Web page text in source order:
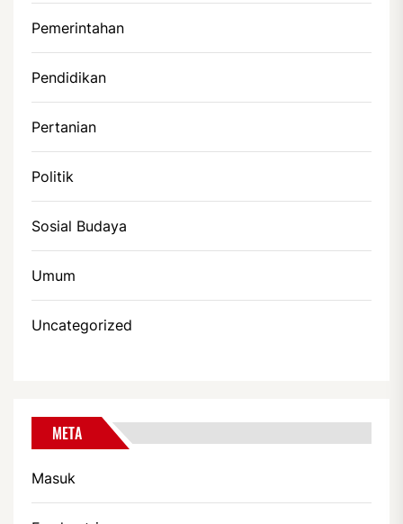
Pemerintahan
Pendidikan
Pertanian
Politik
Sosial Budaya
Umum
Uncategorized
META
Masuk